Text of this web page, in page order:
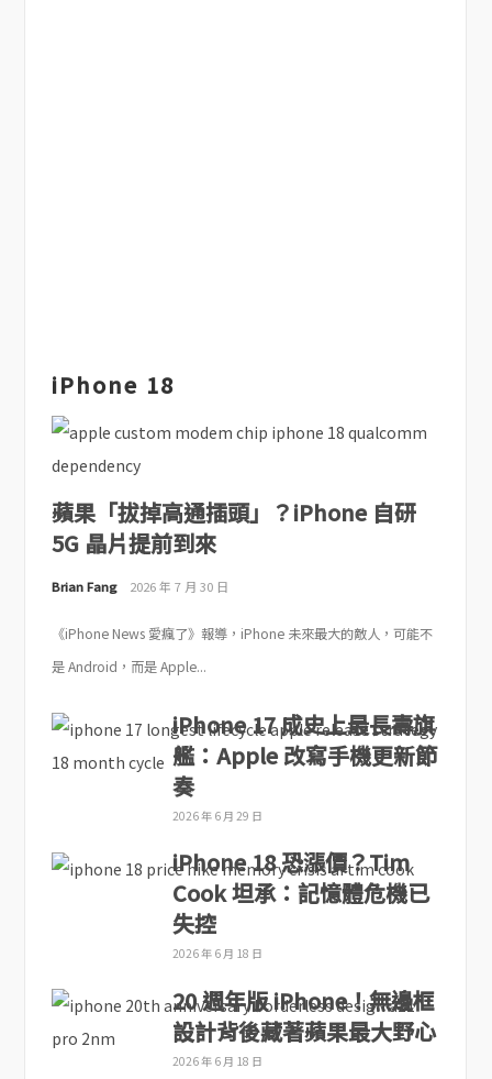
iPhone 18
蘋果「拔掉高通插頭」？iPhone 自研
5G 晶片提前到來
Brian Fang 2026 年 7 月 30 日
《iPhone News 愛瘋了》報導，iPhone 未來最大的敵人，可能不
是 Android，而是 Apple...
iPhone 17 成史上最長壽旗
艦：Apple 改寫手機更新節
奏
2026 年 6 月 29 日
iPhone 18 恐漲價？Tim
Cook 坦承：記憶體危機已
失控
2026 年 6 月 18 日
20 週年版 iPhone！無邊框
設計背後藏著蘋果最大野心
2026 年 6 月 18 日